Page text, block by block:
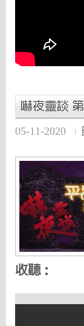
嚇夜靈談
05-11-2020
收聽：